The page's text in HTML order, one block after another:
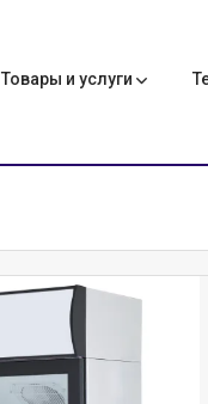
Товары и услуги